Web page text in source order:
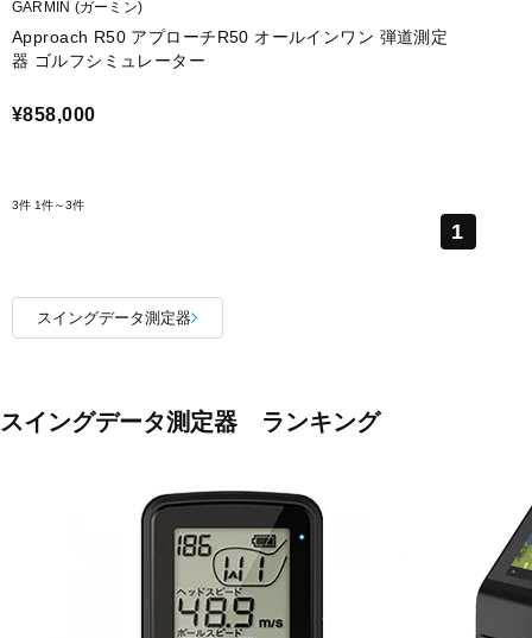
GARMIN (ガーミン)
Approach R50 アプローチR50 オールインワン 弾道測定
器 ゴルフシミュレーター
¥858,000
3件 1件～3件
1
スイングデータ測定器
スイングデータ測定器 ランキング